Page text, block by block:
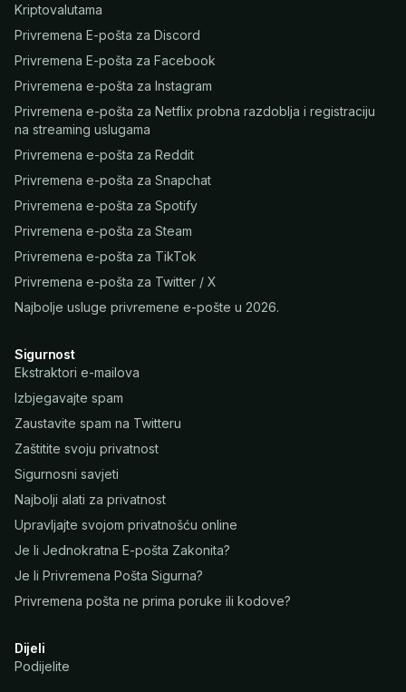
Kriptovalutama
Privremena E-pošta za Discord
Privremena E-pošta za Facebook
Privremena e-pošta za Instagram
Privremena e-pošta za Netflix probna razdoblja i registraciju
na streaming uslugama
Privremena e-pošta za Reddit
Privremena e-pošta za Snapchat
Privremena e-pošta za Spotify
Privremena e-pošta za Steam
Privremena e-pošta za TikTok
Privremena e-pošta za Twitter / X
Najbolje usluge privremene e-pošte u 2026.
Sigurnost
Ekstraktori e-mailova
Izbjegavajte spam
Zaustavite spam na Twitteru
Zaštitite svoju privatnost
Sigurnosni savjeti
Najbolji alati za privatnost
Upravljajte svojom privatnošću online
Je li Jednokratna E-pošta Zakonita?
Je li Privremena Pošta Sigurna?
Privremena pošta ne prima poruke ili kodove?
Dijeli
Podijelite